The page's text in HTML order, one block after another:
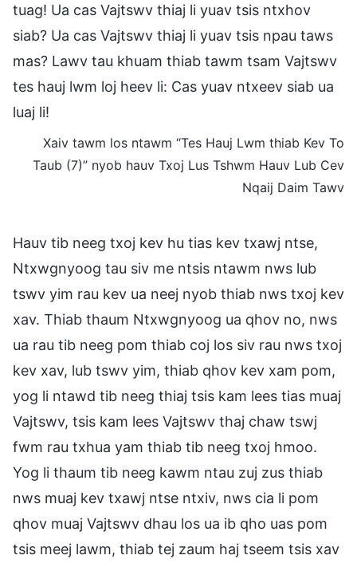
tuag! Ua cas Vajtswv thiaj li yuav tsis ntxhov
siab? Ua cas Vajtswv thiaj li yuav tsis npau taws
mas? Lawv tau khuam thiab tawm tsam Vajtswv
tes hauj lwm loj heev li: Cas yuav ntxeev siab ua
luaj li!
Xaiv tawm los ntawm “Tes Hauj Lwm thiab Kev To
Taub (7)” nyob hauv Txoj Lus Tshwm Hauv Lub Cev
Nqaij Daim Tawv
Hauv tib neeg txoj kev hu tias kev txawj ntse,
Ntxwgnyoog tau siv me ntsis ntawm nws lub
tswv yim rau kev ua neej nyob thiab nws txoj kev
xav. Thiab thaum Ntxwgnyoog ua qhov no, nws
ua rau tib neeg pom thiab coj los siv rau nws txoj
kev xav, lub tswv yim, thiab qhov kev xam pom,
yog li ntawd tib neeg thiaj tsis kam lees tias muaj
Vajtswv, tsis kam lees Vajtswv thaj chaw tswj
fwm rau txhua yam thiab tib neeg txoj hmoo.
Yog li thaum tib neeg kawm ntau zuj zus thiab
nws muaj kev txawj ntse ntxiv, nws cia li pom
qhov muaj Vajtswv dhau los ua ib qho uas pom
tsis meej lawm, thiab tej zaum haj tseem tsis xav